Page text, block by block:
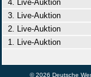
4. Live-Auktion
3. Live-Auktion
2. Live-Auktion
1. Live-Auktion
© 2026 Deutsche